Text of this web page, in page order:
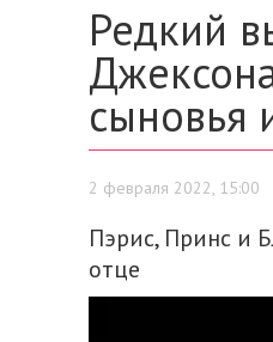
Редкий
сыновья
2 февраля 2022, 15:00
Пэрис, Принс и
отце